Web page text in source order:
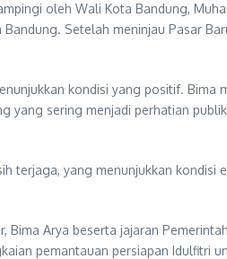
oleh Wali Kota Bandung,
Setelah meninjau Pasar
kondisi yang positif.
yang sering menjadi perhatian
terjaga, yang menunjukkan
Bima Arya beserta jajaran
pemantauan persiapan Idulfitri